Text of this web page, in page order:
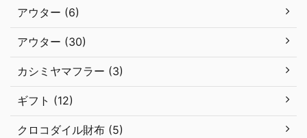
アウター (6)
アウター (30)
カシミヤマフラー (3)
ギフト (12)
クロコダイル財布 (5)